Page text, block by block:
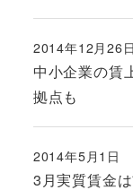
中小企業の賃
拠点も
投稿日
2014年12月26日
3月実質賃金
投稿日
2014年5月1日